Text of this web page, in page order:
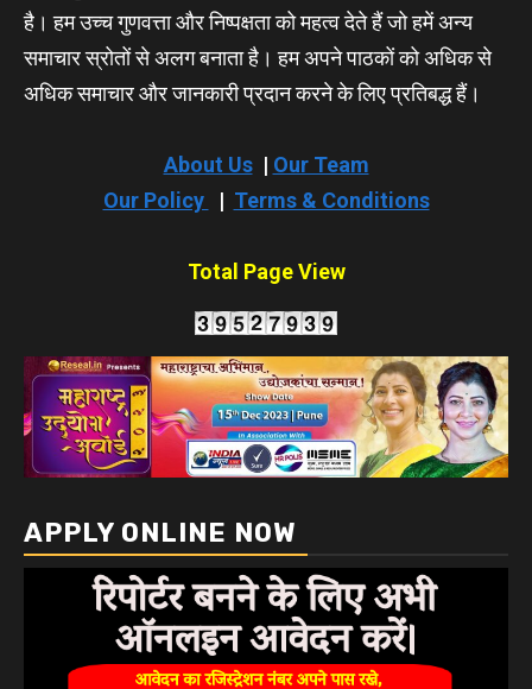
है। हम उच्च गुणवत्ता और निष्पक्षता को महत्व देते हैं जो हमें अन्य
समाचार स्रोतों से अलग बनाता है। हम अपने पाठकों को अधिक से
अधिक समाचार और जानकारी प्रदान करने के लिए प्रतिबद्ध हैं।
About Us| Our Team
Our Policy
| Terms & Conditions
Total Page View
APPLY ONLINE NOW